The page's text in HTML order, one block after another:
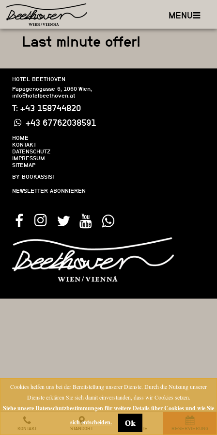
Cookies helfen uns bei der Bereitstellung unserer Dienste. Durch die Nutzung unserer
Dienste erklären Sie sich damit einverstanden, dass wir Cookies setzen.
Siehe unsere Datenschutzbestimmungen für weitere Details über Cookies und wie Sie
sich entscheiden.
Ok
MENU
Last minute offer!
HOTEL BEETHOVEN
Papagenogasse 6, 1060 Wien,
info@hotelbeethoven.at
T: +43 158744820
+43 67762038591
HOME
KONTAKT
DATENSCHUTZ
IMPRESSUM
SITEMAP
BY BOOKASSIST
NEWSLETTER ABONNIEREN
KONTAKT STANDORT ANGEBOTE RESERVIERUNG